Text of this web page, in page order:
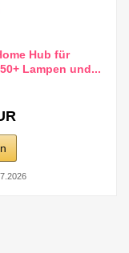
Hub für
Lampen und...